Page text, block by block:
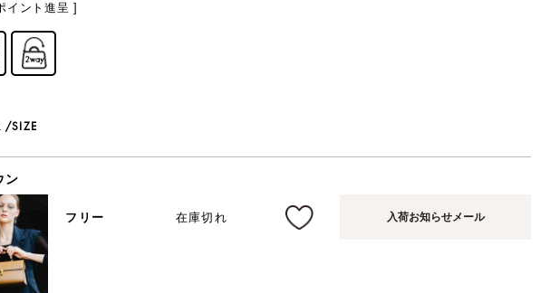
イント進呈 ]
SIZE
ン
フリー 在庫切れ 入荷お知らせメール